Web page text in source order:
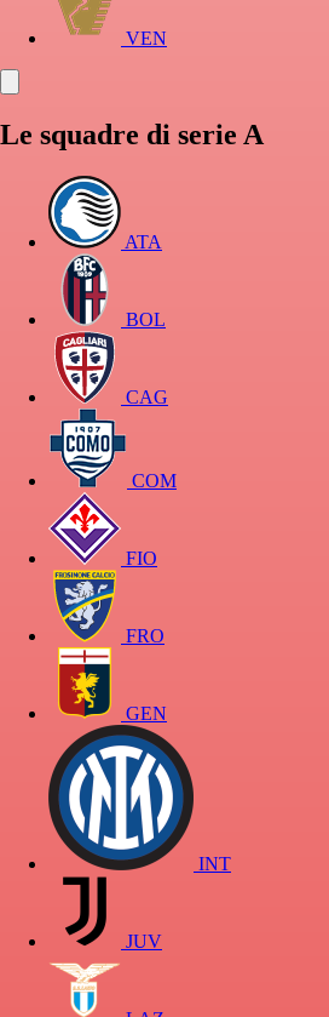
VEN
Le squadre di serie A
ATA
BOL
CAG
COM
FIO
FRO
GEN
INT
JUV